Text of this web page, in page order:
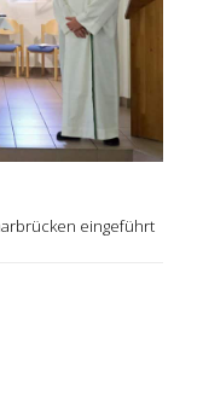
eingeführt